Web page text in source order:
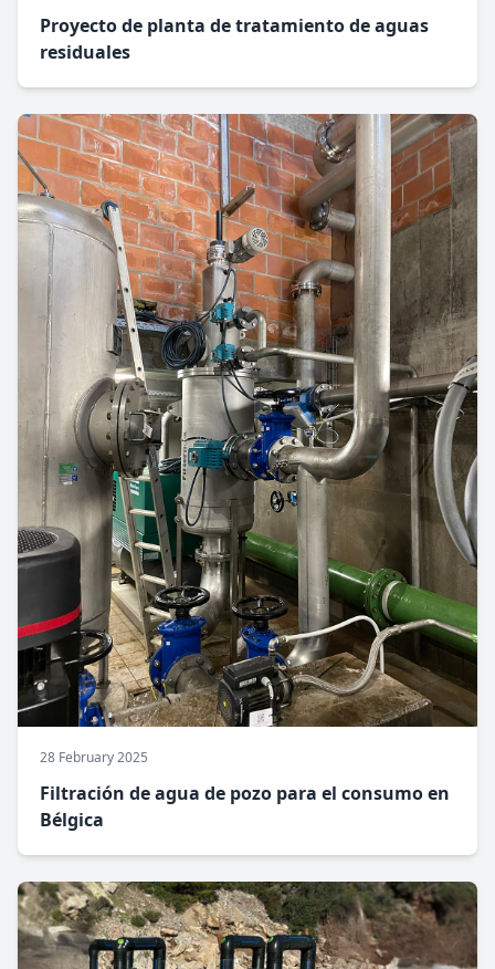
Proyecto de planta de tratamiento de aguas
residuales
28 February 2025
Filtración de agua de pozo para el consumo en
Bélgica